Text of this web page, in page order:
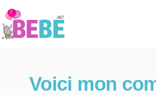
Voici mon